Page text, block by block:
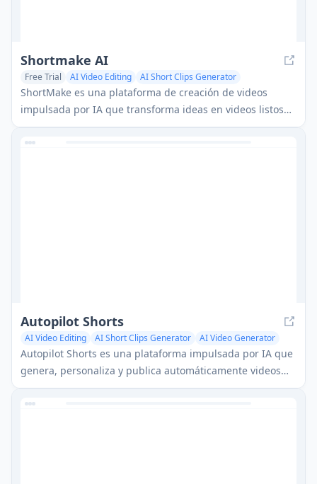
Shortmake AI
Free Trial AI Video Editing
AI Short Clips Generator
AI Video Generator
ShortMake es una plataforma de creación de videos
impulsada por IA que transforma ideas en videos listos
para volverse virales al generar automáticamente
guiones, voces en off, visuales y subtítulos
Autopilot Shorts
AI Video Editing AI Short Clips Generator AI Video Generator
Autopilot Shorts es una plataforma impulsada por IA que
genera, personaliza y publica automáticamente videos
cortos sin rostro en plataformas de redes sociales como
TikTok y YouTube en piloto automático.